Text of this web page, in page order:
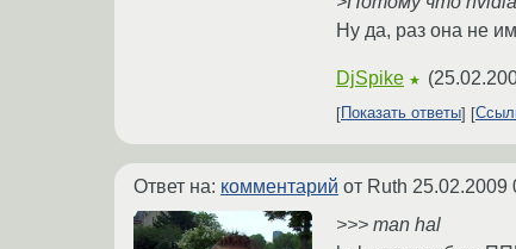
Ну да, раз она не
DjSpike ★ (
Показать ответы
Ответ на: комментарий от Ruth 25.02.2009
>>> man hal